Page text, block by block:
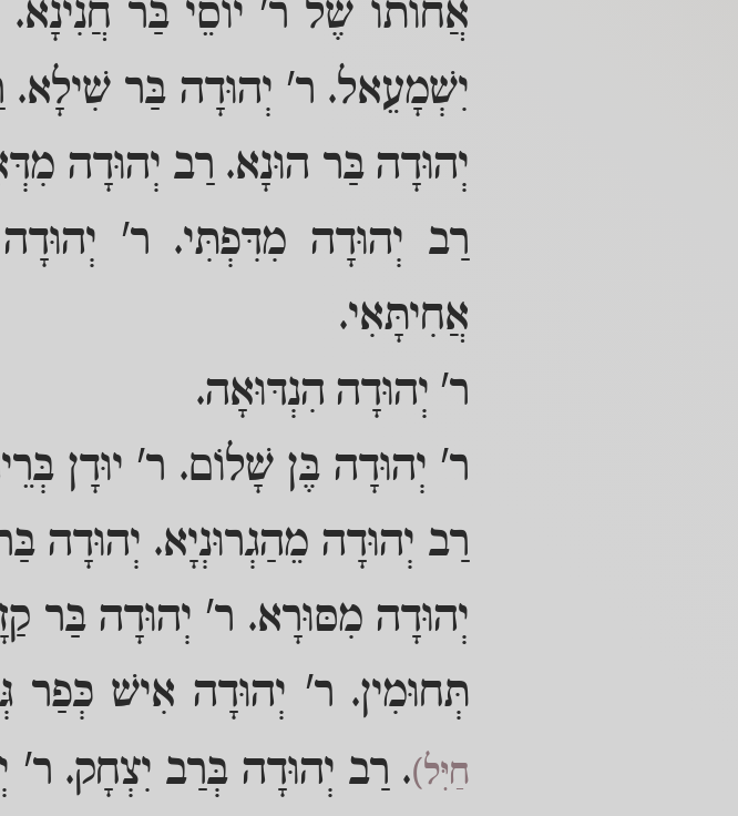
אֲחוֹתוֹ שֶׁל ר' יוֹסֵי בַּר
יִשְׁמָעֵאל. ר' יְהוּדָה בַּר שִׁילָא.
יְהוּדָה בַּר הוּנָא. רַב יְהוּדָה
רַב יְהוּדָה מִדִּפְתִּי. ר'
אֲחִיתָּאִי.
ר' יְהוּדָה הִנְדּוּאָה.
ר' יְהוּדָה בֶּן שָׁלוֹם. ר' יוּדָן
רַב יְהוּדָה מֵהַגְרוּנְיָא. יְהוּדָה
יְהוּדָה מִסּוּרָא. ר' יְהוּדָה בַּר
תְּחוּמִין. ר' יְהוּדָה אִישׁ כְּפַר
חַיִּל). רַב יְהוּדָה בְּרַב יִצְחָק. ר'